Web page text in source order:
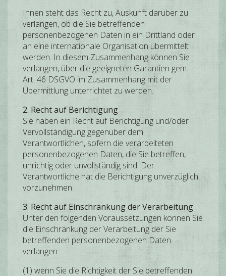
Ihnen steht das Recht zu, Auskunft darüber zu
verlangen, ob die Sie betreffenden
personenbezogenen Daten in ein Drittland oder
an eine internationale Organisation übermittelt
werden. In diesem Zusammenhang können Sie
verlangen, über die geeigneten Garantien gem.
Art. 46 DSGVO im Zusammenhang mit der
Übermittlung unterrichtet zu werden.
2. Recht auf Berichtigung
Sie haben ein Recht auf Berichtigung und/oder
Vervollständigung gegenüber dem
Verantwortlichen, sofern die verarbeiteten
personenbezogenen Daten, die Sie betreffen,
unrichtig oder unvollständig sind. Der
Verantwortliche hat die Berichtigung unverzüglich
vorzunehmen.
3. Recht auf Einschränkung der Verarbeitung
Unter den folgenden Voraussetzungen können Sie
die Einschränkung der Verarbeitung der Sie
betreffenden personenbezogenen Daten
verlangen:
(1) wenn Sie die Richtigkeit der Sie betreffenden